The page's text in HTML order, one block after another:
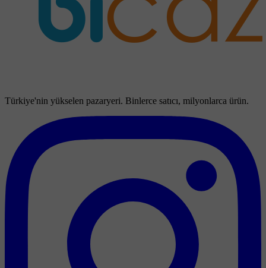
Türkiye'nin yükselen pazaryeri. Binlerce satıcı, milyonlarca ürün.